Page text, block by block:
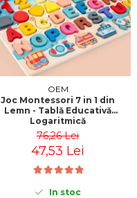
OEM
Joc Montessori 7 in 1 din
Lemn - Tablă Educativă
Logaritmică
76,26 Lei
47,53 Lei
In stoc